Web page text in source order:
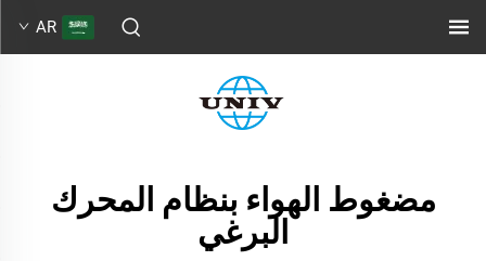
AR
مضغوط الهواء بنظام المحرك
البرغي